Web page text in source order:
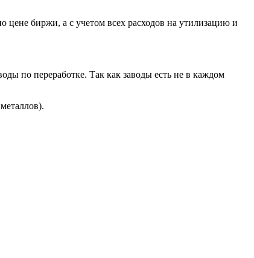
цене биржи, а с учетом всех расходов на утилизацию и
по переработке. Так как заводы есть не в каждом